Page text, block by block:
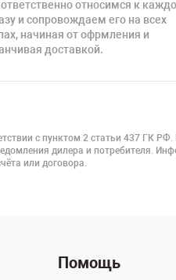
относимся к
и сопровождаем его на всех
начиная от офрмления и
доставкой.
с пунктом 2 статьи 437 ГК
дилера и потребителя.
или договора.
Помощь